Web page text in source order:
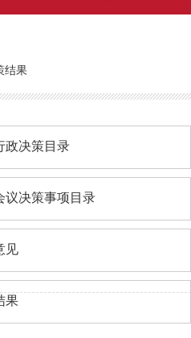
结果
政决策目录
议决策事项目录
见
果